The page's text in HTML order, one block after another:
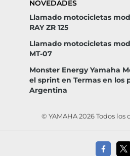
NOVEDADES
Llamado motocicletas
RAY ZR 125
Llamado motocicletas
MT-07
Monster Energy Yamaha
el sprint en Termas en los
Argentina
© YAMAHA 2026 Todos los